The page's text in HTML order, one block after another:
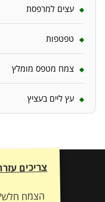
עצים למרפסת
טפטפות
צמח מטפס מומלץ
עץ ליים בעציץ
צריכים
הצמח
זקוקים